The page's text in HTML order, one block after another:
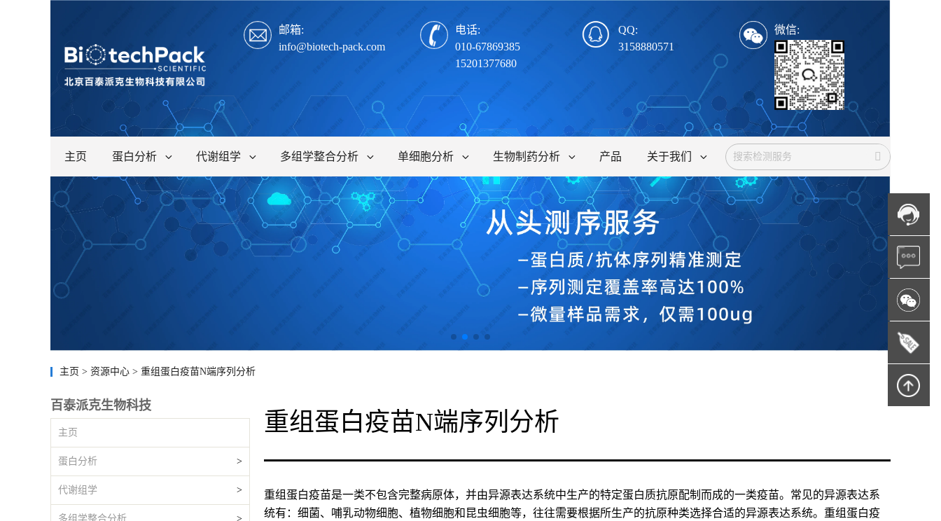
邮箱:
info@biotech-pack.com
电话:
010-67869385
15201377680
QQ:
3158880571
微信:
主页 蛋白分析 代谢组学 多组学整合分析 单细胞分析 生物制药分析 产品 关于我们
主页 > 资源中心 > 重组蛋白疫苗N端序列分析
百泰派克生物科技
主页
蛋白分析 >
代谢组学 >
多组学整合分析 >
重组蛋白疫苗N端序列分析
重组蛋白疫苗是一类不包含完整病原体，并由异源表达系统中生产的特定蛋白质抗原配制而成的一类疫苗。常见的异源表达系
统有：细菌、哺乳动物细胞、植物细胞和昆虫细胞等，往往需要根据所生产的抗原种类选择合适的异源表达系统。重组蛋白疫